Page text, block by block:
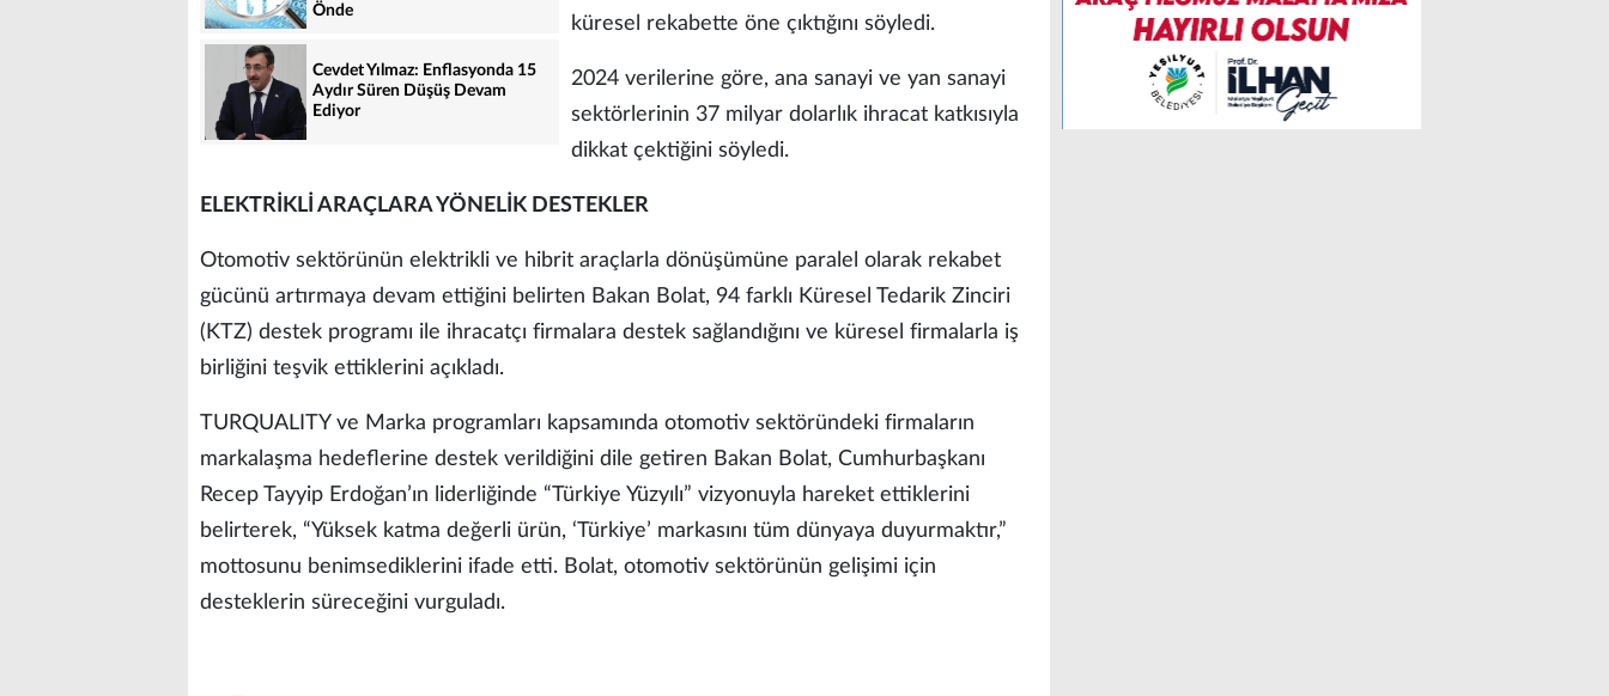
Önde
Cevdet Yılmaz: Enflasyonda 15
Aydır Süren Düşüş Devam
Ediyor
küresel rekabette öne çıktığını söyledi.
2024 verilerine göre, ana sanayi ve yan sanayi
sektörlerinin 37 milyar dolarlık ihracat katkısıyla
dikkat çektiğini söyledi.
ELEKTRİKLİ ARAÇLARA YÖNELİK DESTEKLER
Otomotiv sektörünün elektrikli ve hibrit araçlarla dönüşümüne paralel olarak rekabet
gücünü artırmaya devam ettiğini belirten Bakan Bolat, 94 farklı Küresel Tedarik Zinciri
(KTZ) destek programı ile ihracatçı firmalara destek sağlandığını ve küresel firmalarla iş
birliğini teşvik ettiklerini açıkladı.
TURQUALITY ve Marka programları kapsamında otomotiv sektöründeki firmaların
markalaşma hedeflerine destek verildiğini dile getiren Bakan Bolat, Cumhurbaşkanı
Recep Tayyip Erdoğan’ın liderliğinde “Türkiye Yüzyılı” vizyonuyla hareket ettiklerini
belirterek, “Yüksek katma değerli ürün, ‘Türkiye’ markasını tüm dünyaya duyurmaktır,”
mottosunu benimsediklerini ifade etti. Bolat, otomotiv sektörünün gelişimi için
desteklerin süreceğini vurguladı.